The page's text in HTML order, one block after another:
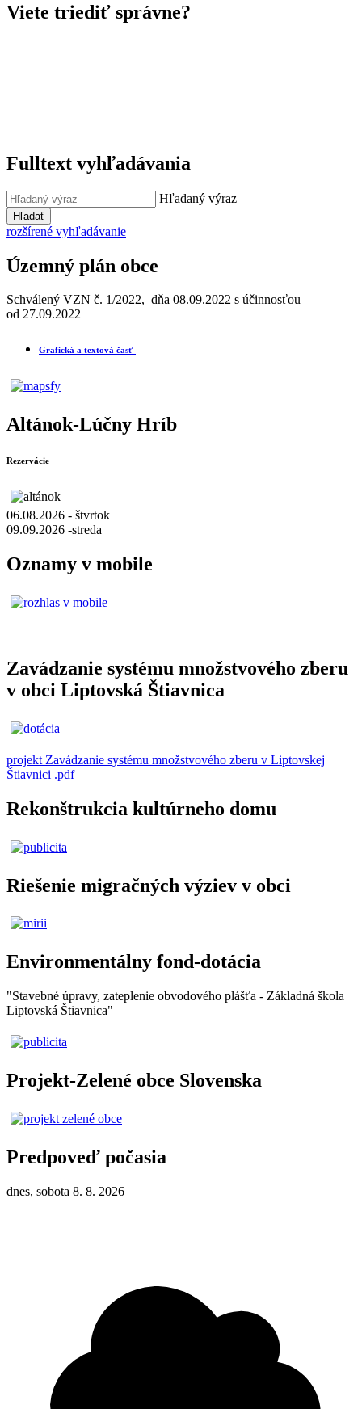
Viete triediť správne?
Fulltext vyhľadávania
Hľadaný výraz
Hľadať
rozšírené vyhľadávanie
Územný plán obce
Schválený VZN č. 1/2022, dňa 08.09.2022 s účinnosťou
od 27.09.2022
Grafická a textová časť
Altánok-Lúčny Hríb
Rezervácie
06.08.2026 - štvrtok
09.09.2026 -streda
Oznamy v mobile
Zavádzanie systému množstvového zberu
v obci Liptovská Štiavnica
projekt Zavádzanie systému množstvového zberu v Liptovskej
Štiavnici .pdf
Rekonštrukcia kultúrneho domu
Riešenie migračných výziev v obci
Environmentálny fond-dotácia
"Stavebné úpravy, zateplenie obvodového plášťa - Základná škola
Liptovská Štiavnica"
Projekt-Zelené obce Slovenska
Predpoveď počasia
dnes, sobota 8. 8. 2026